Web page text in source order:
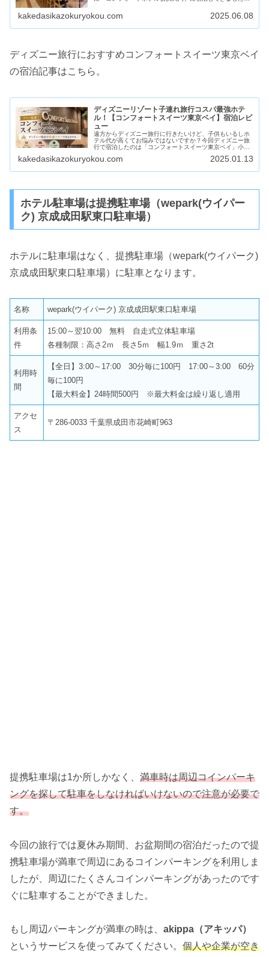
kakedasikazokuryokou.com 2025.06.08
ディズニー旅行におすすめコンフォートスイーツ東京ベイ
の宿泊記事はこちら。
ディズニーリゾート子連れ旅行コスパ最強ホテ
ル！【コンフォートスイーツ東京ベイ】宿泊レビ
ュー
遠方からディズニー旅行に行きたいけど、子供もいるしホ
テル代が高くてお悩みではないですか？今回ディズニー旅
行で宿泊したのは「コンフォートスイーツ東京ベイ」小学
リーズナブルに宿泊できる子連れに...
kakedasikazokuryokou.com 2025.01.13
ホテル駐車場は提携駐車場（wepark(ウイパー
ク) 京成成田駅東口駐車場）
ホテルに駐車場はなく、提携駐車場（wepark(ウイパーク)
京成成田駅東口駐車場）に駐車となります。
名称 wepark(ウイパーク) 京成成田駅東口駐車場
利用条
件
15:00～翌10:00 無料 自走式立体駐車場
各種制限：高さ2ｍ 長さ5ｍ 幅1.9ｍ 重さ2t
利用時
間
【全日】3:00～17:00 30分毎に100円 17:00～3:00 60分
毎に100円
【最大料金】24時間500円 ※最大料金は繰り返し適用
アクセ
ス
〒286-0033 千葉県成田市花崎町963
提携駐車場は1か所しかなく、 満車時は周辺コインパーキ
ングを探して駐車をしなければいけないので注意が必要で
す。
今回の旅行では夏休み期間、お盆期間の宿泊だったので提
携駐車場が満車で周辺にあるコインパーキングを利用しま
したが、周辺にたくさんコインパーキングがあったのです
ぐに駐車することができました。
もし周辺パーキングが満車の時は、 akippa（アキッパ）
というサービスを使ってみてください。 個人や企業が空き